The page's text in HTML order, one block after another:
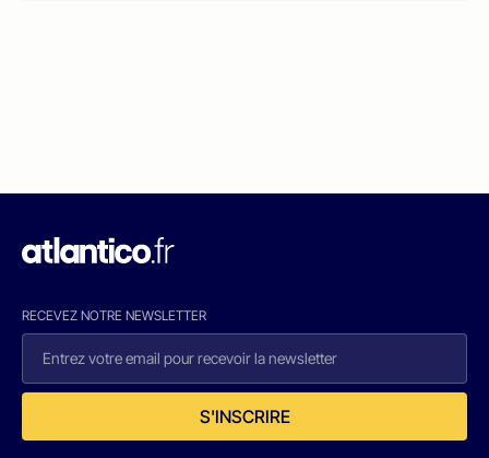
RECEVEZ NOTRE NEWSLETTER
S'INSCRIRE